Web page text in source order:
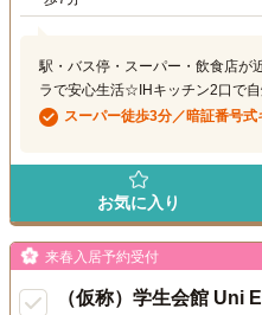
駅・バス停・スーパー・飲食店が
ラで安心生活☆IHキッチン2口で
スーパー徒歩3分／暗証番号式
お気に入り
来春入居予約受付
（仮称）学生会館 Uni